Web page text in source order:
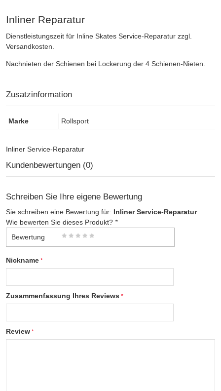
Inliner Reparatur
Dienstleistungszeit für Inline Skates Service-Reparatur zzgl.
Versandkosten.
Nachnieten der Schienen bei Lockerung der 4 Schienen-Nieten.
Zusatzinformation
Marke Rollsport
Inliner Service-Reparatur
Kundenbewertungen (0)
Schreiben Sie Ihre eigene Bewertung
Sie schreiben eine Bewertung für: Inliner Service-Reparatur
Wie bewerten Sie dieses Produkt? *
Bewertung
Nickname
Zusammenfassung Ihres Reviews
Review